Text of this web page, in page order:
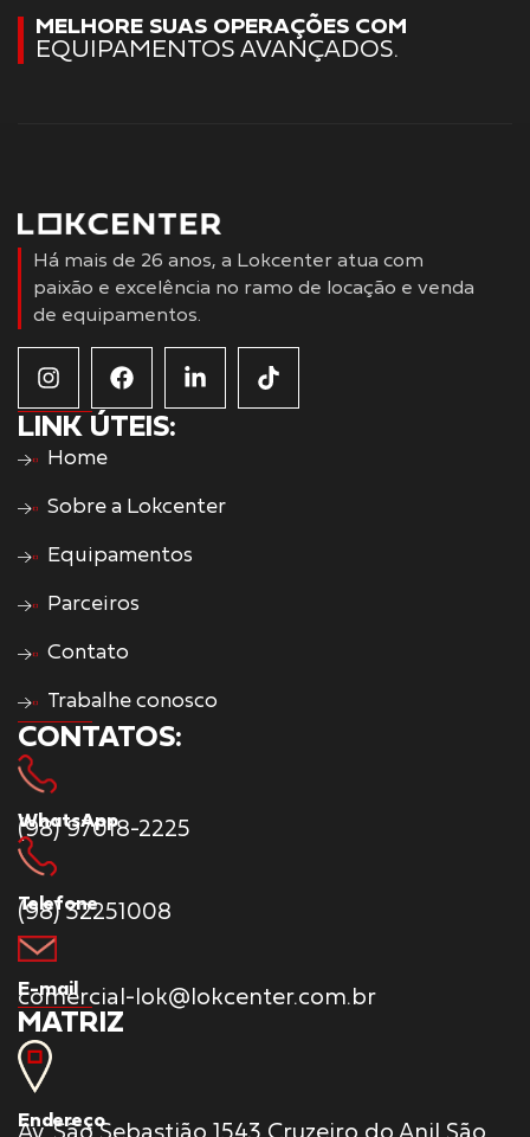
MELHORE SUAS OPERAÇÕES COM
EQUIPAMENTOS AVANÇADOS.
Há mais de 26 anos, a Lokcenter atua com
paixão e excelência no ramo de locação e venda
de equipamentos.
LINK ÚTEIS:
Home
Sobre a Lokcenter
Equipamentos
Parceiros
Contato
Trabalhe conosco
CONTATOS:
WhatsApp
(98) 97018-2225
Telefone
(98) 32251008
E-mail
comercial-lok@lokcenter.com.br
MATRIZ
Endereço